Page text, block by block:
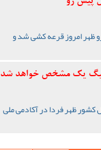
ظهر امروز قرعه کشی شد و
لیگ یک مشخص خواهد شد
ظهر فردا در آکادمی ملی